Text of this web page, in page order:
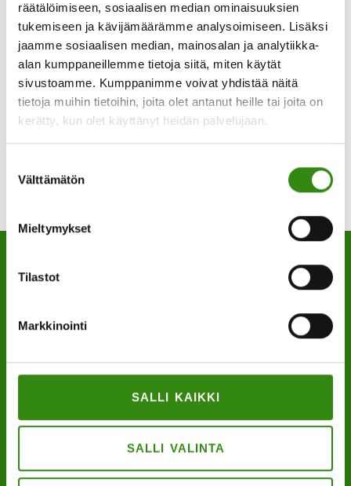
räätälöimiseen, sosiaalisen median ominaisuuksien
tukemiseen ja kävijämäärämme analysoimiseen. Lisäksi
jaamme sosiaalisen median, mainosalan ja analytiikka-
alan kumppaneillemme tietoja siitä, miten käytät
sivustoamme. Kumppanimme voivat yhdistää näitä
tietoja muihin tietoihin, joita olet antanut heille tai joita on
kerätty, kun olet käyttänyt heidän palvelujaan.
valinta
Välttämätön
Mieltymykset
Tilastot
Markkinointi
SALLI KAIKKI
SALLI VALINTA
iCal
Google
Katso koko kalenteri
YHTEYSTIETOMME
Eerikinkatu 27, 6. krs
0400 789 481
mia.kalpa@tukihenkilo.fi